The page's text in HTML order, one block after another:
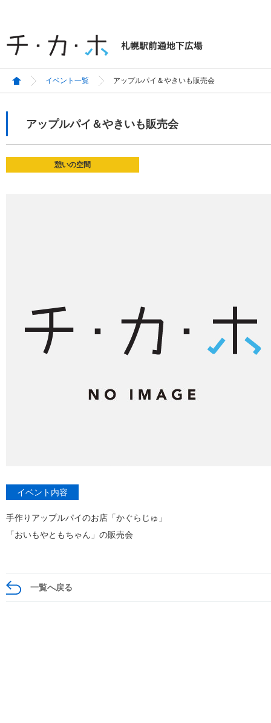
イベント一覧 アップルパイ＆やきいも販売会
アップルパイ＆やきいも販売会
憩いの空間
イベント内容
手作りアップルパイのお店「かぐらじゅ」
「おいもやともちゃん」の販売会
一覧へ戻る